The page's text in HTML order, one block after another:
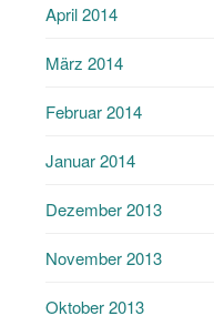
April 2014
März 2014
Februar 2014
Januar 2014
Dezember 2013
November 2013
Oktober 2013